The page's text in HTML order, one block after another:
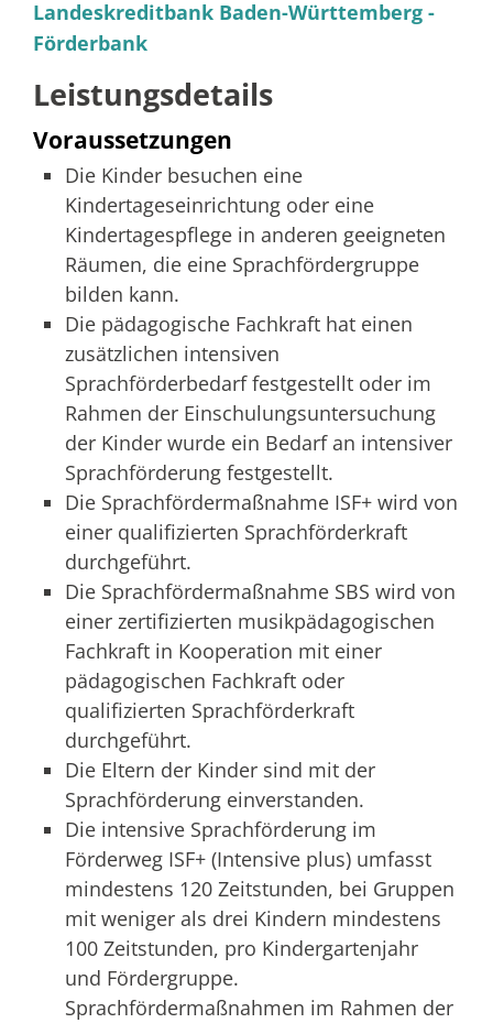
Landeskreditbank Baden-Württemberg -
Förderbank
Leistungsdetails
Voraussetzungen
Die Kinder besuchen eine
Kindertageseinrichtung oder eine
Kindertagespflege in anderen geeigneten
Räumen, die eine Sprachfördergruppe
bilden kann.
Die pädagogische Fachkraft hat einen
zusätzlichen intensiven
Sprachförderbedarf festgestellt oder im
Rahmen der Einschulungsuntersuchung
der Kinder wurde ein Bedarf an intensiver
Sprachförderung festgestellt.
Die Sprachfördermaßnahme ISF+ wird von
einer qualifizierten Sprachförderkraft
durchgeführt.
Die Sprachfördermaßnahme SBS wird von
einer zertifizierten musikpädagogischen
Fachkraft in Kooperation mit einer
pädagogischen Fachkraft oder
qualifizierten Sprachförderkraft
durchgeführt.
Die Eltern der Kinder sind mit der
Sprachförderung einverstanden.
Die intensive Sprachförderung im
Förderweg ISF+ (Intensive plus) umfasst
mindestens 120 Zeitstunden, bei Gruppen
mit weniger als drei Kindern mindestens
100 Zeitstunden, pro Kindergartenjahr
und Fördergruppe.
Sprachfördermaßnahmen im Rahmen der